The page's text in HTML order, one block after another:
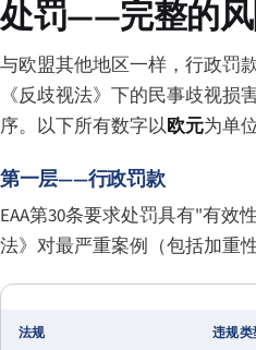
处罚——完整的
与欧盟其他地区一样，行政罚
《反歧视法》下的民事歧视损
序。以下所有数字以欧元为单位
第一层——行政罚款
EAA第30条要求处罚具有"有
法》对最严重案例（包括加重
法规 违规类